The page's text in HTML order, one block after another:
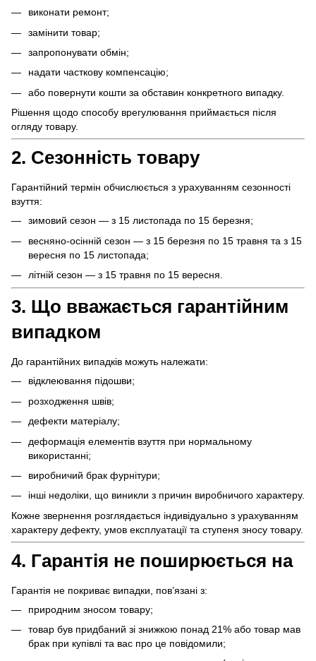
виконати ремонт;
замінити товар;
запропонувати обмін;
надати часткову компенсацію;
або повернути кошти за обставин конкретного випадку.
Рішення щодо способу врегулювання приймається після
огляду товару.
2. Сезонність товару
Гарантійний термін обчислюється з урахуванням сезонності
взуття:
зимовий сезон — з 15 листопада по 15 березня;
весняно-осінній сезон — з 15 березня по 15 травня та з 15
вересня по 15 листопада;
літній сезон — з 15 травня по 15 вересня.
3. Що вважається гарантійним
випадком
До гарантійних випадків можуть належати:
відклеювання підошви;
розходження швів;
дефекти матеріалу;
деформація елементів взуття при нормальному
використанні;
виробничий брак фурнітури;
інші недоліки, що виникли з причин виробничого характеру.
Кожне звернення розглядається індивідуально з урахуванням
характеру дефекту, умов експлуатації та ступеня зносу товару.
4. Гарантія не поширюється на
Гарантія не покриває випадки, пов’язані з:
природним зносом товару;
товар був придбаний зі знижкою понад 21% або товар мав
брак при купівлі та вас про це повідомили;